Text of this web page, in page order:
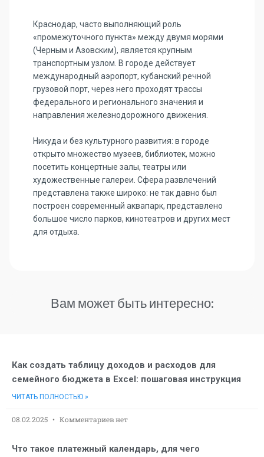
Краснодар, часто выполняющий роль
«промежуточного пункта» между двумя морями
(Черным и Азовским), является крупным
транспортным узлом. В городе действует
международный аэропорт, кубанский речной
грузовой порт, через него проходят трассы
федерального и регионального значения и
направления железнодорожного движения.
Никуда и без культурного развития: в городе
открыто множество музеев, библиотек, можно
посетить концертные залы, театры или
художественные галереи. Сфера развлечений
представлена также широко: не так давно был
построен современный аквапарк, представлено
большое число парков, кинотеатров и других мест
для отдыха.
Вам может быть интересно:
Как создать таблицу доходов и расходов для
семейного бюджета в Excel: пошаговая инструкция
ЧИТАТЬ ПОЛНОСТЬЮ »
08.02.2025 Комментариев нет
Что такое платежный календарь, для чего